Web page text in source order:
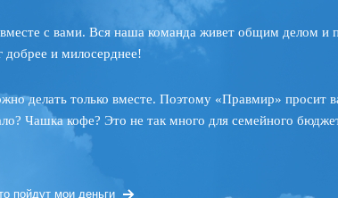
с вами. Вся наша команда живет общим делом и
добрее и милосерднее!
делать только вместе. Поэтому «Правмир» просит
Чашка кофе? Это не так много для семейного
пойдут мои деньги